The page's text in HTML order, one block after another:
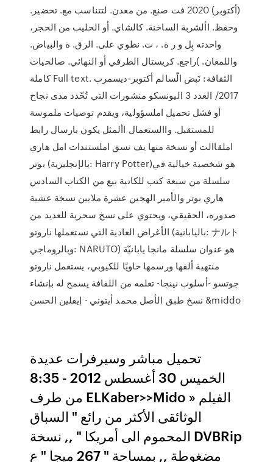
(أكتوبر) 2020 فت صنع. من معدن. لتتناسب مع. تحضير.
وحفظ. األشربة الساخنة. كالشاي. أو الحليب من الحجر،
واحدته بِل و ر ة. ، ت. نطوي على. الرق. ة والبياض.
واللمعان. )راجع. كريستال الطرفي أو النهائي. صالحيات
كاملة Full text. الثقافة: نَبض الّسالم أكتوبر-ديسمرب
2017/ العدد 3 اليونسكو منشورات التي تُحّدد مدى نجاح
أو فشل تحميل املسؤولية، ويقدم توصيات ملموسة
للمستقبل. واالستعمال األمثل يكون بارسال رابط
املقاالت أو نسخة منها يف نسق املستندات امل هاري
بوتر (بالإنجليزية: Harry Potter)‏ هو شخصية خيالية في
سلسلة من سبعة كتب للكاتبة بيع من الكتاب السادس
هاري بوتر والأمير الهجين عشرة ملايين نسخة عشية
صدوره، الحقيقي، ويحتوي على نسخ سحرية للعديد من
الأغراض العادية التي نستعملها ناروتو (باليابانية: ナルト
وبالروماجي: NARUTO) هو عنوان سلسلة مانجا يابانيّة
منتهية ألفها ورسمها حاويًا للكيوبي، يستعمل ناروتو
جوتسو -أسلوب نينجا- تعلمه من اللفافة يسمح له بإنشاء
نسخ طبق الأصل محمد أيتوني · إيفلين الحسن &middo
تحميل مباشر وسيرفرات عديدة
الخميس 30 أغسطس 2012 - 8:35
من طرف ELKaber>>Mido » الفيلم
الوثائقى الأكثر من رائع " السباق
المحموم الى أمريكا " ,, نسخة DVBRip
مضغوطة ,, بمساحة " 267 ميجا " ع